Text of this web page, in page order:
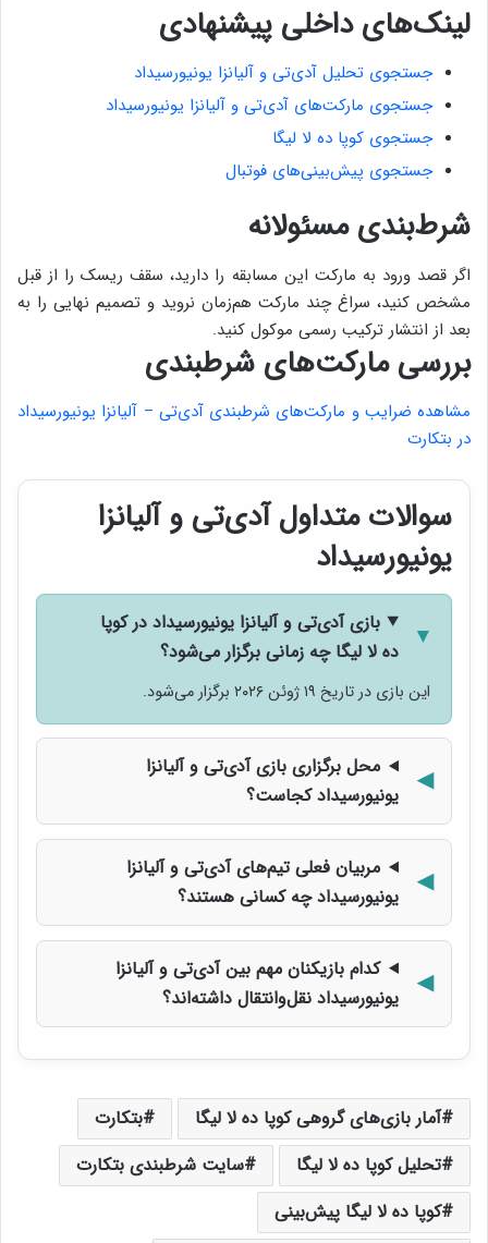
لینک‌های داخلی پیشنهادی
جستجوی تحلیل آ‌دی‌تی و آلیانزا یونیورسیداد
جستجوی مارکت‌های آ‌دی‌تی و آلیانزا یونیورسیداد
جستجوی کوپا ده لا لیگا
جستجوی پیش‌بینی‌های فوتبال
شرط‌بندی مسئولانه
اگر قصد ورود به مارکت این مسابقه را دارید، سقف ریسک را از قبل
مشخص کنید، سراغ چند مارکت هم‌زمان نروید و تصمیم نهایی را به
بعد از انتشار ترکیب رسمی موکول کنید.
بررسی مارکت‌های شرطبندی
مشاهده ضرایب و مارکت‌های شرطبندی آ‌دی‌تی – آلیانزا یونیورسیداد
در بتکارت
سوالات متداول آ‌دی‌تی و آلیانزا
یونیورسیداد
بازی آ‌دی‌تی و آلیانزا یونیورسیداد در کوپا
ده لا لیگا چه زمانی برگزار می‌شود؟
این بازی در تاریخ ۱۹ ژوئن ۲۰۲۶ برگزار می‌شود.
محل برگزاری بازی آ‌دی‌تی و آلیانزا
یونیورسیداد کجاست؟
مربیان فعلی تیم‌های آ‌دی‌تی و آلیانزا
یونیورسیداد چه کسانی هستند؟
کدام بازیکنان مهم بین آ‌دی‌تی و آلیانزا
یونیورسیداد نقل‌وانتقال داشته‌اند؟
آمار بازی‌های گروهی کوپا ده لا لیگا
بتکارت
تحلیل کوپا ده لا لیگا
سایت شرطبندی بتکارت
کوپا ده لا لیگا پیش‌بینی